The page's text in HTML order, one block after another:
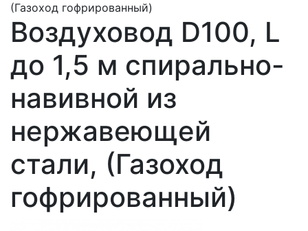
(Газоход гофрированный)
Воздуховод D100, L
до 1,5 м спирально-
навивной из
нержавеющей
стали, (Газоход
гофрированный)